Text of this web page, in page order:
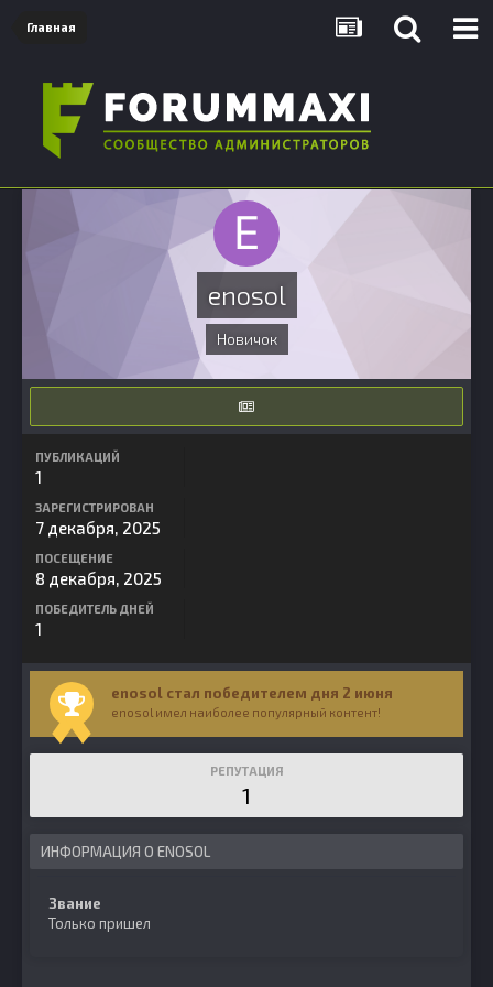
Главная
enosol
Новичок
ПУБЛИКАЦИЙ
1
ЗАРЕГИСТРИРОВАН
7 декабря, 2025
ПОСЕЩЕНИЕ
8 декабря, 2025
ПОБЕДИТЕЛЬ ДНЕЙ
1
enosol стал победителем дня 2 июня
enosol имел наиболее популярный контент!
РЕПУТАЦИЯ
1
ИНФОРМАЦИЯ О ENOSOL
Звание
Только пришел